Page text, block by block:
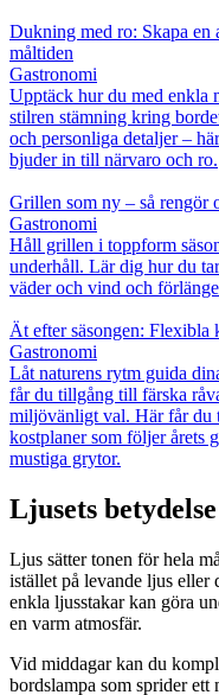
Dukning med ro: Skapa en
måltiden
Gastronomi
Upptäck hur du med enkla
stilren stämning kring
och personliga detaljer –
bjuder in till närvaro och ro.
Grillen som ny – så rengör
Gastronomi
Håll grillen i toppform
underhåll. Lär dig hur du
väder och vind och
Ät efter säsongen: Flexibla
Gastronomi
Låt naturens rytm guida
får du tillgång till färska
miljövänligt val. Här får du
kostplaner som följer årets
mustiga grytor.
Ljusets betydelse
Ljus sätter tonen för hela
istället på levande ljus eller
enkla ljusstakar kan göra
en varm atmosfär.
Vid middagar kan du
bordslampa som sprider